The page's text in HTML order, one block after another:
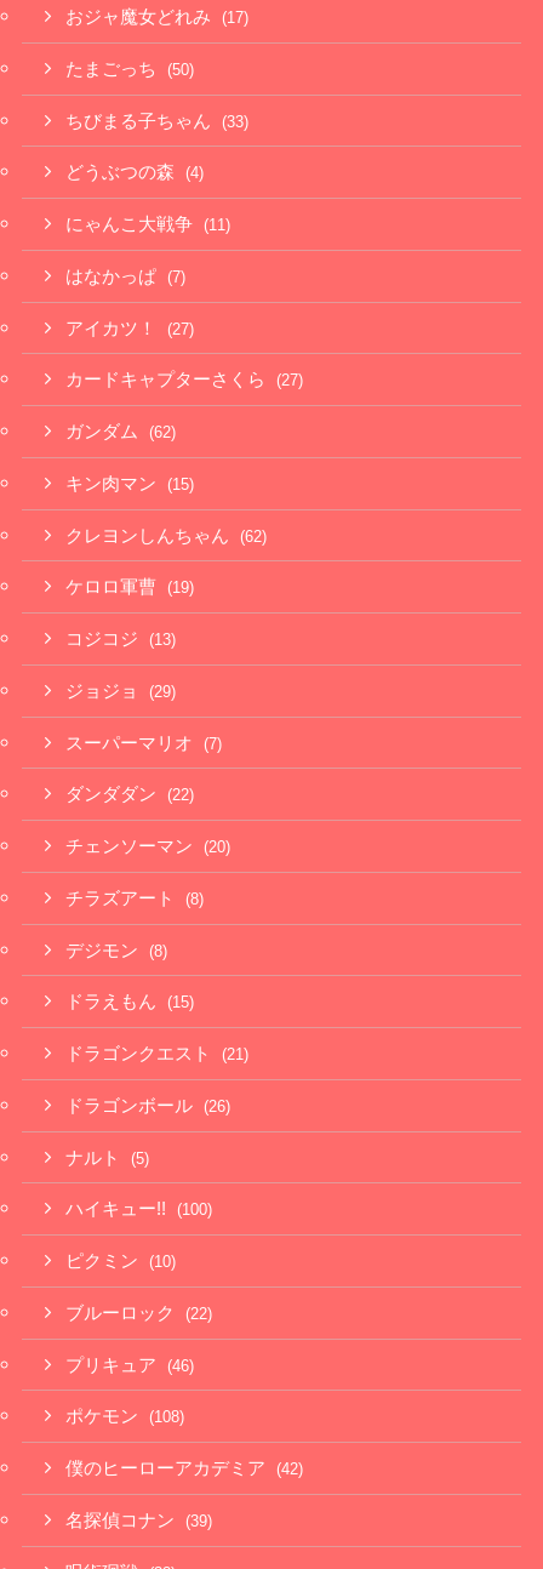
おジャ魔女どれみ (17)
たまごっち (50)
ちびまる子ちゃん (33)
どうぶつの森 (4)
にゃんこ大戦争 (11)
はなかっぱ (7)
アイカツ！ (27)
カードキャプターさくら (27)
ガンダム (62)
キン肉マン (15)
クレヨンしんちゃん (62)
ケロロ軍曹 (19)
コジコジ (13)
ジョジョ (29)
スーパーマリオ (7)
ダンダダン (22)
チェンソーマン (20)
チラズアート (8)
デジモン (8)
ドラえもん (15)
ドラゴンクエスト (21)
ドラゴンボール (26)
ナルト (5)
ハイキュー!! (100)
ピクミン (10)
ブルーロック (22)
プリキュア (46)
ポケモン (108)
僕のヒーローアカデミア (42)
名探偵コナン (39)